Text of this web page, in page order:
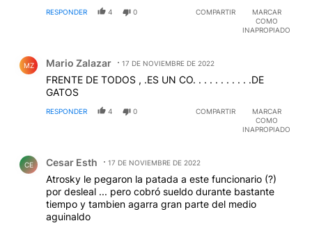
RESPONDER 4 0 COMPARTIR
MARCAR
COMO
INAPROPIADO
MZ Mario Zalazar 17 DE NOVIEMBRE DE 2022
FRENTE DE TODOS , .ES UN CO. . . . . . . . . . .DE
GATOS
RESPONDER 4 0 COMPARTIR
MARCAR
COMO
INAPROPIADO
CE Cesar Esth 17 DE NOVIEMBRE DE 2022
Atrosky le pegaron la patada a este funcionario (?)
por desleal ... pero cobró sueldo durante bastante
tiempo y tambien agarra gran parte del medio
aguinaldo